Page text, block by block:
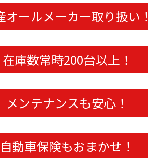
オールメーカー取り扱い！
在庫数常時200台以上！
メンテナンスも安心！
自動車保険もおまかせ！